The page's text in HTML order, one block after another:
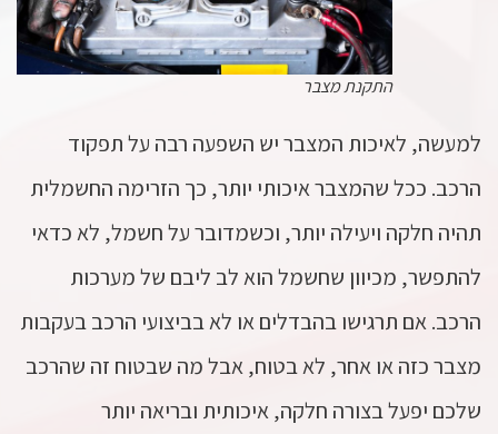
התקנת מצבר
למעשה, לאיכות המצבר יש השפעה רבה על תפקוד
הרכב. ככל שהמצבר איכותי יותר, כך הזרימה החשמלית
תהיה חלקה ויעילה יותר, וכשמדובר על חשמל, לא כדאי
להתפשר, מכיוון שחשמל הוא לב ליבם של מערכות
הרכב. אם תרגישו בהבדלים או לא בביצועי הרכב בעקבות
מצבר כזה או אחר, לא בטוח, אבל מה שבטוח זה שהרכב
שלכם יפעל בצורה חלקה, איכותית ובריאה יותר